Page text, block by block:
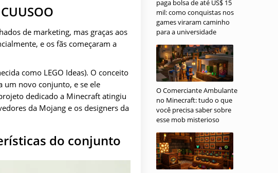
de marketing, mas graças aos
e os fãs começaram a
como LEGO Ideas). O conceito
um novo conjunto, e se ele
dedicado a Minecraft atingiu
da Mojang e os designers da
do conjunto
paga bolsa de até US$ 15
mil: como conquistas nos
games viraram caminho
para a universidade
O Comerciante Ambulante
no Minecraft: tudo o que
você precisa saber sobre
esse mob misterioso